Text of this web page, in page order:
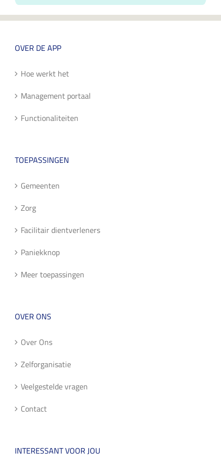
e
r
n
t
OVER DE APP
Hoe werkt het
Management portaal
Functionaliteiten
TOEPASSINGEN
Gemeenten
Zorg
Facilitair dientverleners
Paniekknop
Meer toepassingen
OVER ONS
Over Ons
Zelforganisatie
Veelgestelde vragen
Contact
INTERESSANT VOOR JOU